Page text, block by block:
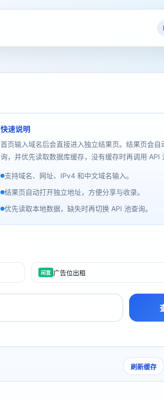
快速说明
首页输入域名后会直接进入独立结果页。结果页会自
询，并优先读取数据库缓存，没有缓存时再调用 API
支持域名、网址、IPv4 和中文域名输入。
结果页自动打开独立地址，方便分享与收录。
优先读取本地数据，缺失时再切换 API 池查询。
闲置 广告位出租
刷新缓存